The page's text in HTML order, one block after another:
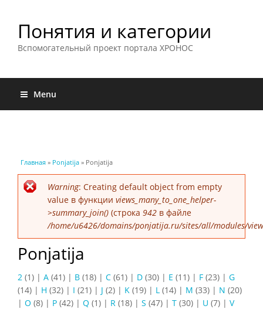
Понятия и категории
Вспомогательный проект портала ХРОНОС
Menu
Вы здесь
Главная » Ponjatija » Ponjatija
Сообщение об ошибке
Warning: Creating default object from empty
value в функции views_many_to_one_helper-
>summary_join() (строка 942 в файле
/home/u6426/domains/ponjatija.ru/sites/all/modules/
Ponjatija
2 (1) | A (41) | B (18) | C (61) | D (30) | E (11) | F (23) | G
(14) | H (32) | I (21) | J (2) | K (19) | L (14) | M (33) | N (20)
| O (8) | P (42) | Q (1) | R (18) | S (47) | T (30) | U (7) | V